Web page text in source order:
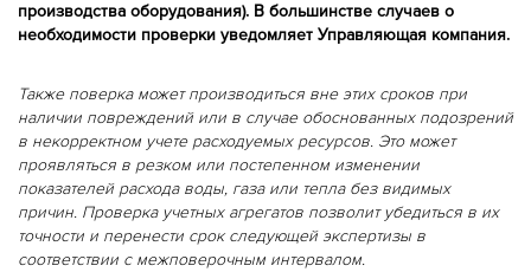
производства оборудования). В большинстве случаев о
необходимости проверки уведомляет Управляющая компания.
Также поверка может производиться вне этих сроков при
наличии повреждений или в случае обоснованных подозрений
в некорректном учете расходуемых ресурсов. Это может
проявляться в резком или постепенном изменении
показателей расхода воды, газа или тепла без видимых
причин. Проверка учетных агрегатов позволит убедиться в их
точности и перенести срок следующей экспертизы в
соответствии с межповерочным интервалом.